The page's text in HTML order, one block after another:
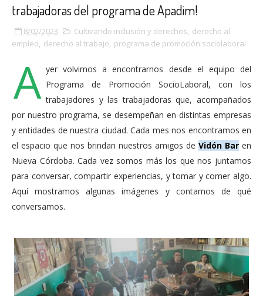
trabajadoras del programa de Apadim!
8/02/2023 Cultivando inclusión y derechos, derecho al
empleo, derecho al trabajo, programa de promoción sociolaboral
A yer volvimos a encontrarnos desde el equipo del
Programa de Promoción SocioLaboral, con los
trabajadores y las trabajadoras que, acompañados
por nuestro programa, se desempeñan en distintas empresas
y entidades de nuestra ciudad. Cada mes nos encontramos en
el espacio que nos brindan nuestros amigos de Vidón Bar en
Nueva Córdoba. Cada vez somos más los que nos juntamos
para conversar, compartir experiencias, y tomar y comer algo.
Aquí mostramos algunas imágenes y contamos de qué
conversamos.